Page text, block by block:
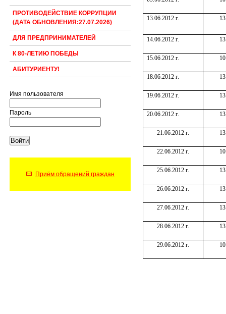
ПРОТИВОДЕЙСТВИЕ КОРРУПЦИИ
(ДАТА ОБНОВЛЕНИЯ:27.07.2026)
ДЛЯ ПРЕДПРИНИМАТЕЛЕЙ
К 80-ЛЕТИЮ ПОБЕДЫ
АБИТУРИЕНТУ!
Имя пользователя
Пароль
Приём обращений граждан
13.06.2012 г.
14.06.2012 г.
15.06.2012 г.
18.06.2012 г.
19.06.2012 г.
20.06.2012 г.
21.06.2012 г.
22.06.2012 г.
25.06.2012 г.
26.06.2012 г.
27.06.2012 г.
28.06.2012 г.
29.06.2012 г.